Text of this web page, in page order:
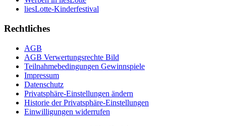
liesLotte-Kinderfestival
Rechtliches
AGB
AGB Verwertungsrechte Bild
Teilnahmebedingungen Gewinnspiele
Impressum
Datenschutz
Privatsphäre-Einstellungen ändern
Historie der Privatsphäre-Einstellungen
Einwilligungen widerrufen